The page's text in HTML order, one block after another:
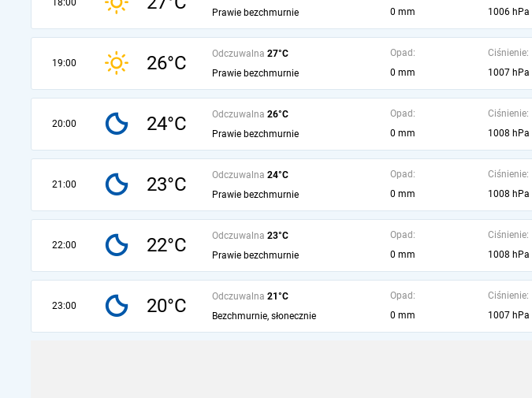
18:00
Prawie bezchmurnie
0 mm
1006 hPa
19:00 26°C Odczuwalna 27°C
Prawie bezchmurnie
Opad:
0 mm
Ciśnienie:
1007 hPa
20:00 24°C Odczuwalna 26°C
Prawie bezchmurnie
Opad:
0 mm
Ciśnienie:
1008 hPa
21:00 23°C Odczuwalna 24°C
Prawie bezchmurnie
Opad:
0 mm
Ciśnienie:
1008 hPa
22:00 22°C Odczuwalna 23°C
Prawie bezchmurnie
Opad:
0 mm
Ciśnienie:
1008 hPa
23:00 20°C Odczuwalna 21°C
Bezchmurnie, słonecznie
Opad:
0 mm
Ciśnienie:
1007 hPa